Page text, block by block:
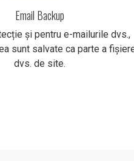
Email Backup
și pentru e-mailurile dvs.,
sunt salvate ca parte a
dvs. de site.